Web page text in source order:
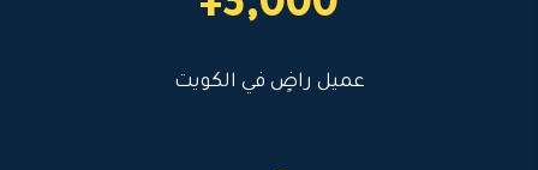
عميل راضٍ في الكويت